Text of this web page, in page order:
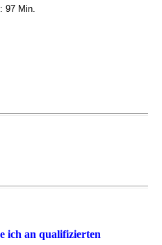
97 Min.
ich an qualifizierten